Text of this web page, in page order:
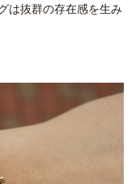
は抜群の存在感を生み